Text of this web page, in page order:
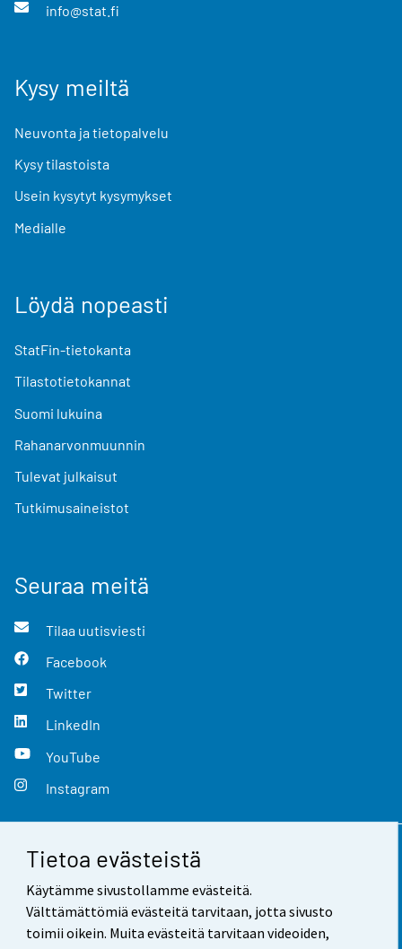
Tietoa evästeistä
Käytämme sivustollamme evästeitä.
Välttämättömiä evästeitä tarvitaan, jotta sivusto
toimii oikein. Muita evästeitä tarvitaan videoiden,
info@stat.fi
Kysy meiltä
Neuvonta ja tietopalvelu
Kysy tilastoista
Usein kysytyt kysymykset
Medialle
Löydä nopeasti
StatFin-tietokanta
Tilastotietokannat
Suomi lukuina
Rahanarvonmuunnin
Tulevat julkaisut
Tutkimusaineistot
Seuraa meitä
Tilaa uutisviesti
Facebook
Twitter
LinkedIn
YouTube
Instagram
Yhteystiedot
Palaute
Käyttöehdot